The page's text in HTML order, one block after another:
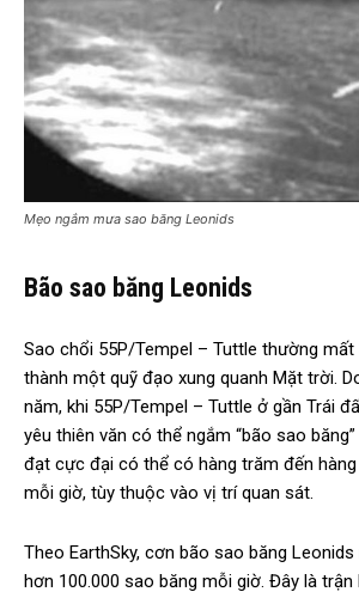
Mẹo ngắm mưa sao băng Leonids
Bão sao băng Leonids
Sao chổi 55P/Tempel – Tuttle thường mất
thành một quỹ đạo xung quanh Mặt trời.
năm, khi 55P/Tempel – Tuttle ở gần Trái
yêu thiên văn có thể ngắm “bão sao
đạt cực đại có thể có hàng trăm đến
mỗi giờ, tùy thuộc vào vị trí quan sát.
Theo EarthSky, cơn bão sao băng
hơn 100.000 sao băng mỗi giờ. Đây là